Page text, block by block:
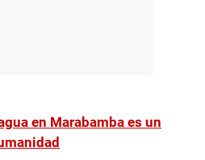
en Marabamba es un